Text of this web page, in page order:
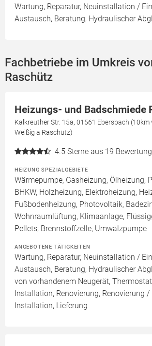
Wartung, Reparatur, Neuinstallation /
Austausch, Beratung, Hydraulischer
Fachbetriebe im Umkreis
Raschütz
Heizungs- und Badschmiede
Kalkreuther Str. 15a, 01561 Ebersbach (10km
Weißig a Raschütz)
4.5 Sterne aus 19
HEIZUNG SPEZIALGEBIETE
Wärmepumpe, Gasheizung, Ölheizung,
BHKW, Holzheizung, Elektroheizung,
Fußbodenheizung, Photovoltaik,
Wohnraumlüftung, Klimaanlage,
Pellets, Brennstoffzelle, Umwälzpumpe
ANGEBOTENE TÄTIGKEITEN
Wartung, Reparatur, Neuinstallation /
Austausch, Beratung, Hydraulischer
von vorhandenem Neugerät,
Installation, Renovierung, Renovierung
Installation, Lieferung